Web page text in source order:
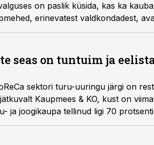
on paslik küsida, kas ka
erinevatest valdkondadest,
seas on tuntuim ja
sektori turu-uuringu järgi on
Kaupmees & KO, kust on
ja joogikaupa tellinud ligi 70